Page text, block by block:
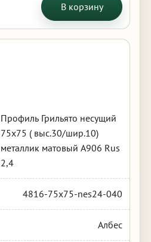
В корзину
Профиль Грильято несущий
75х75 ( выс.30/шир.10)
металлик матовый А906 Rus
2,4
4816-75x75-nes24-040
Албес